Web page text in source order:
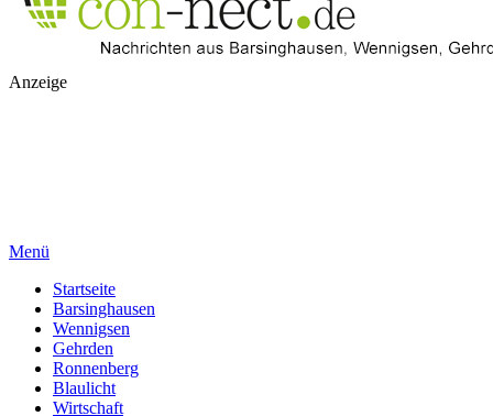
Anzeige
Menü
Startseite
Barsinghausen
Wennigsen
Gehrden
Ronnenberg
Blaulicht
Wirtschaft